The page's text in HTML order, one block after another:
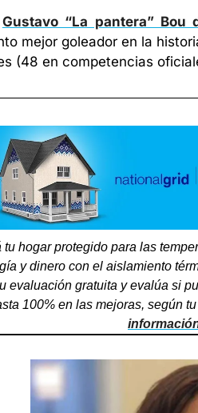
Gustavo “La pantera” Bou
mejor goleador en la
(48 en competencias
tu hogar protegido para las
y dinero con el aislamiento
evaluación gratuita y evalúa si
100% en las mejoras, según